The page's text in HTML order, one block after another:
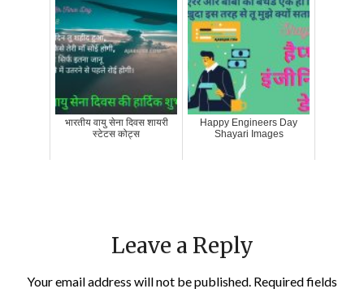
भारतीय वायु सेना दिवस शायरी
स्टेटस कोट्स
Happy Engineers Day
Shayari Images
Leave a Reply
Your email address will not be published. Required fields